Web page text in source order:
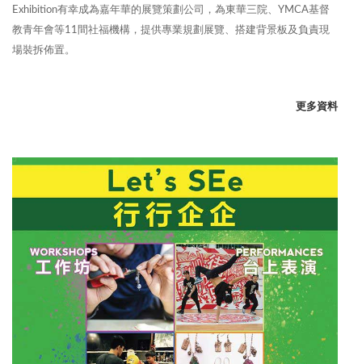
Exhibition有幸成為嘉年華的展覽策劃公司，為東華三院、YMCA基督
教青年會等11間社福機構，提供專業規劃展覽、搭建背景板及負責現
場裝拆佈置。
更多資料